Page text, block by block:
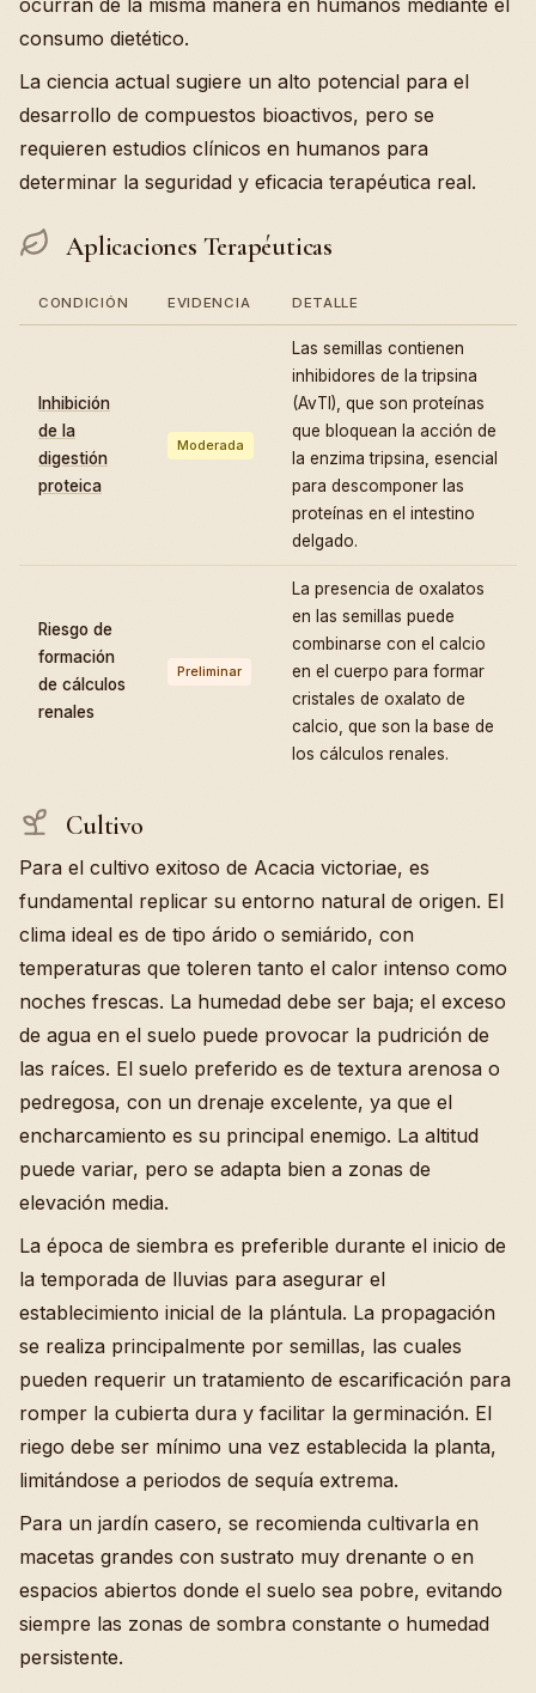
ocurran de la misma manera en humanos mediante el
consumo dietético.
La ciencia actual sugiere un alto potencial para el
desarrollo de compuestos bioactivos, pero se
requieren estudios clínicos en humanos para
determinar la seguridad y eficacia terapéutica real.
Aplicaciones Terapéuticas
CONDICIÓN EVIDENCIA DETALLE
Inhibición
de la
digestión
proteica
Moderada
Las semillas contienen
inhibidores de la tripsina
(AvTI), que son proteínas
que bloquean la acción de
la enzima tripsina, esencial
para descomponer las
proteínas en el intestino
delgado.
Riesgo de
formación
de cálculos
renales
Preliminar
La presencia de oxalatos
en las semillas puede
combinarse con el calcio
en el cuerpo para formar
cristales de oxalato de
calcio, que son la base de
los cálculos renales.
Cultivo
Para el cultivo exitoso de Acacia victoriae, es
fundamental replicar su entorno natural de origen. El
clima ideal es de tipo árido o semiárido, con
temperaturas que toleren tanto el calor intenso como
noches frescas. La humedad debe ser baja; el exceso
de agua en el suelo puede provocar la pudrición de
las raíces. El suelo preferido es de textura arenosa o
pedregosa, con un drenaje excelente, ya que el
encharcamiento es su principal enemigo. La altitud
puede variar, pero se adapta bien a zonas de
elevación media.
La época de siembra es preferible durante el inicio de
la temporada de lluvias para asegurar el
establecimiento inicial de la plántula. La propagación
se realiza principalmente por semillas, las cuales
pueden requerir un tratamiento de escarificación para
romper la cubierta dura y facilitar la germinación. El
riego debe ser mínimo una vez establecida la planta,
limitándose a periodos de sequía extrema.
Para un jardín casero, se recomienda cultivarla en
macetas grandes con sustrato muy drenante o en
espacios abiertos donde el suelo sea pobre, evitando
siempre las zonas de sombra constante o humedad
persistente.